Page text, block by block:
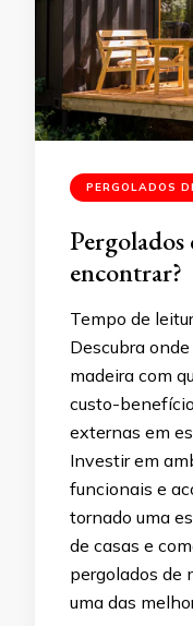
PERGOLADOS
encontrar?
Tempo de
Descubra
madeira com
custo-
externas em
Investir em
funcionais e
tornado uma
de casas e
pergolados de
uma das